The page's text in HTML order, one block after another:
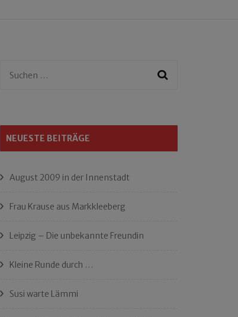
Suchen
NEUESTE BEITRÄGE
August 2009 in der Innenstadt
Frau Krause aus Markkleeberg
Leipzig – Die unbekannte Freundin
Kleine Runde durch …
Susi warte Lämmi